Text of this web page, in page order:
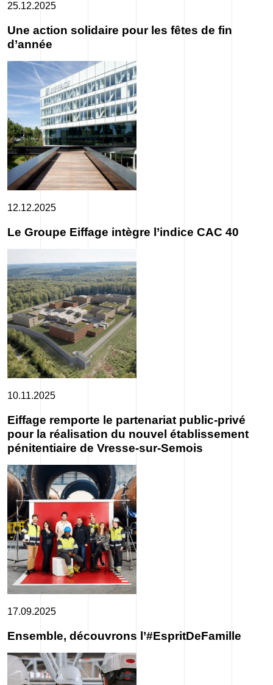
25.12.2025
Une action solidaire pour les fêtes de fin
d’année
12.12.2025
Le Groupe Eiffage intègre l’indice CAC 40
10.11.2025
Eiffage remporte le partenariat public-privé
pour la réalisation du nouvel établissement
pénitentiaire de Vresse-sur-Semois
17.09.2025
Ensemble, découvrons l’#EspritDeFamille